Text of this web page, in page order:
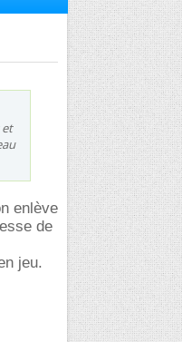
et
enlève
de
jeu.